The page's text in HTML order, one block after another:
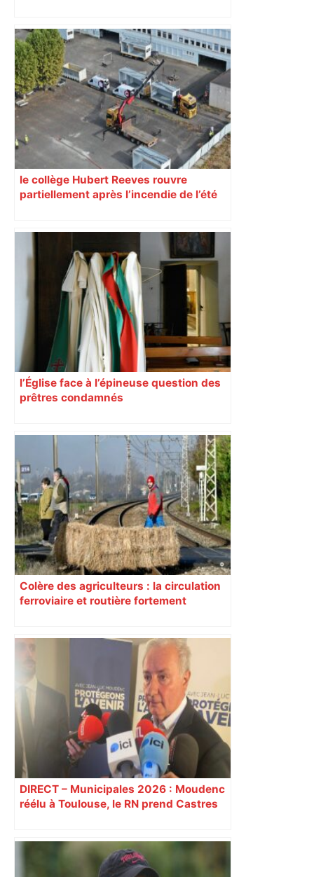
Bilan du marché du logement neuf :
une lueur d'espoir pour l'immobilier à
Toulouse ? – Actu.fr
le collège Hubert Reeves rouvre
partiellement après l’incendie de l’été
l’Église face à l’épineuse question des
prêtres condamnés
Colère des agriculteurs : la circulation
ferroviaire et routière fortement
DIRECT – Municipales 2026 : Moudenc
réélu à Toulouse, le RN prend Castres